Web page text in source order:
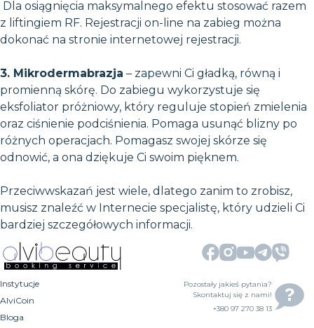
Dla osiągnięcia maksymalnego efektu stosować razem
z liftingiem RF. Rejestracji on-line na zabieg można
dokonać na stronie internetowej rejestracji.
3. Mikrodermabrazja – zapewni Ci gładką, równą i
promienną skórę. Do zabiegu wykorzystuje się
eksfoliator próżniowy, który reguluje stopień zmielenia
oraz ciśnienie podciśnienia. Pomaga usunąć blizny po
różnych operacjach. Pomagasz swojej skórze się
odnowić, a ona dziękuje Ci swoim pięknem.
Przeciwwskazań jest wiele, dlatego zanim to zrobisz,
musisz znaleźć w Internecie specjalistę, który udzieli Ci
bardziej szczegółowych informacji.
Instytucje
AlviCoin
Bloga
Pozostały jakieś pytania?
Skontaktuj się z nami!
+380 97 270 38 13